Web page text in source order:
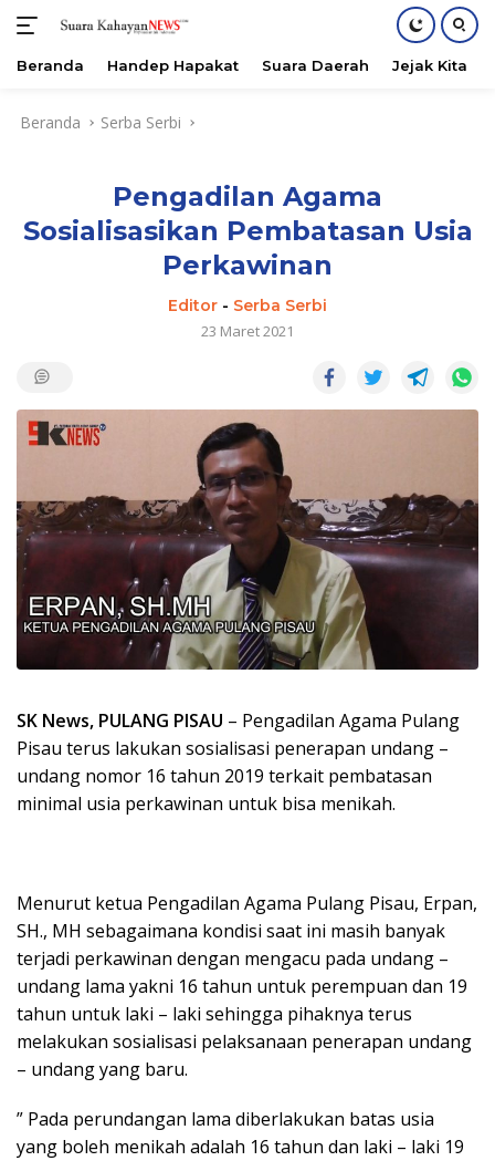
Beranda Handep Hapakat Suara Daerah Jejak Kita
Beranda Serba Serbi
Pengadilan Agama
Sosialisasikan Pembatasan Usia
Perkawinan
Editor - Serba Serbi
23 Maret 2021
SK News, PULANG PISAU – Pengadilan Agama Pulang
Pisau terus lakukan sosialisasi penerapan undang –
undang nomor 16 tahun 2019 terkait pembatasan
minimal usia perkawinan untuk bisa menikah.
Menurut ketua Pengadilan Agama Pulang Pisau, Erpan,
SH., MH sebagaimana kondisi saat ini masih banyak
terjadi perkawinan dengan mengacu pada undang –
undang lama yakni 16 tahun untuk perempuan dan 19
tahun untuk laki – laki sehingga pihaknya terus
melakukan sosialisasi pelaksanaan penerapan undang
– undang yang baru.
” Pada perundangan lama diberlakukan batas usia
yang boleh menikah adalah 16 tahun dan laki – laki 19